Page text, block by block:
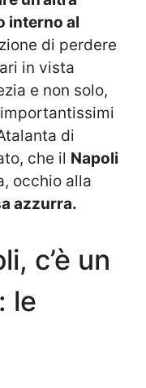
interno al
di perdere
in vista
e non solo,
di
che il Napoli
occhio alla
azzurra.
c’è un
le